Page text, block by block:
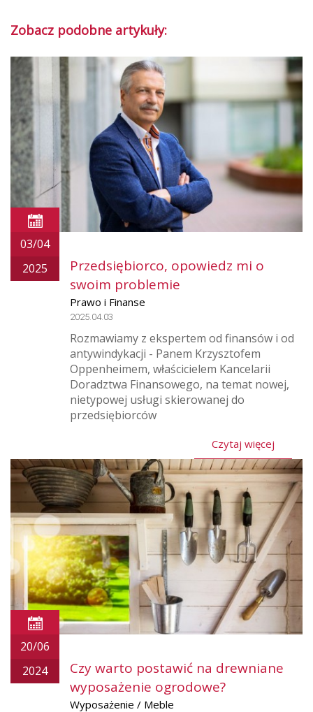
Zobacz podobne artykuły:
03/04
2025
Przedsiębiorco, opowiedz mi o
swoim problemie
Prawo i Finanse
2025.04.03
Rozmawiamy z ekspertem od finansów i od
antywindykacji - Panem Krzysztofem
Oppenheimem, właścicielem Kancelarii
Doradztwa Finansowego, na temat nowej,
nietypowej usługi skierowanej do
przedsiębiorców
Czytaj więcej
20/06
2024
Czy warto postawić na drewniane
wyposażenie ogrodowe?
Wyposażenie / Meble